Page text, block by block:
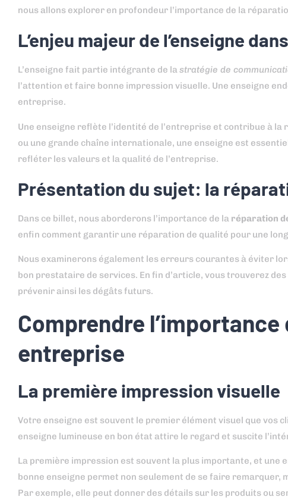
nous allons explorer en profondeur l’importance de la
L’enjeu majeur de l’enseigne
L’enseigne fait partie intégrante de lastratégie de
l’attention et faire bonne impression visuelle. Une enseigne
entreprise.
Une enseigne reflète l’identité de l’entreprise et contribue à
ou une grande chaîne internationale, une enseigne est
refléter les valeurs et la qualité de l’entreprise.
Présentation du sujet: la
Dans ce billet, nous aborderons l’importance de la réparation
enfin comment garantir une réparation de qualité pour une
Nous examinerons également les erreurs courantes à éviter
bon prestataire de services. En fin d’article, vous trouverez
prévenir ainsi les dégâts futurs.
Comprendre l’importance
entreprise
La première impression visuelle
Votre enseigne est souvent le premier élément visuel que vos
enseigne lumineuse en bon état attire le regard et suscite
La première impression est souvent la plus importante, et
bonne enseigne permet non seulement de se faire
Par exemple, elle peut donner des détails sur les produits ou